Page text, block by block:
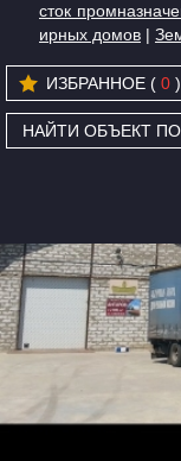
сток
ирных домов |
ИЗБРАННОЕ ( 0 )
НАЙТИ ОБЪЕКТ